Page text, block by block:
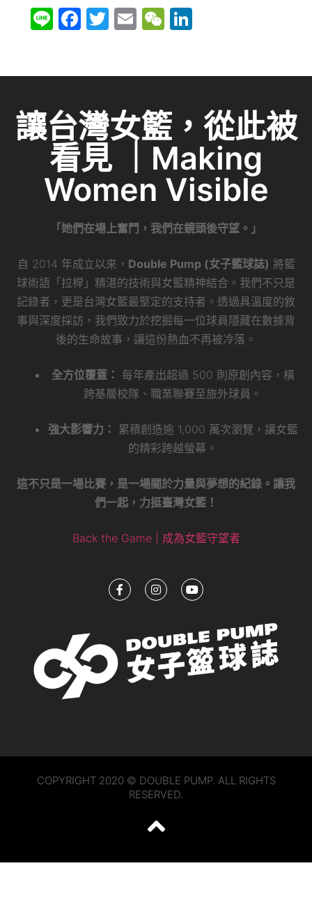
Li F
b
o
o
k
T
E
W
at
dI
n
讓台灣女籃，從此被
看見 ｜Making
Women Visible
「她們在場上奮鬥，我們在鏡頭後守望。」
自 2014 年成立以來， Double Pump (女子籃球誌) 將籃
球術語「拉桿」精湛的技術與女籃精神結合。我們不只是
記錄者，更是台灣女籃最堅定的支持者。透過具溫度的敘
事與深度採訪，我們致力於挖掘每一位球員隱藏在數據背
後的生命故事，讓這份熱血不再被冷落。
全方位覆蓋： 每年產出超過 500 則原創內容，橫
跨基層校隊、職業聯賽至旅外球員。
強大影響力：
累積創造逾 1,000 萬次瀏覽，讓女籃
的精彩跨越螢幕。
這不只是一場比賽，是一場關於力量與夢想的紀錄。讓我
們一起，力挺臺灣女籃！
Back the Game | 成為女籃守望者
COPYRIGHT 2020 © DOUBLE PUMP. ALL RIGHTS
RESERVED.